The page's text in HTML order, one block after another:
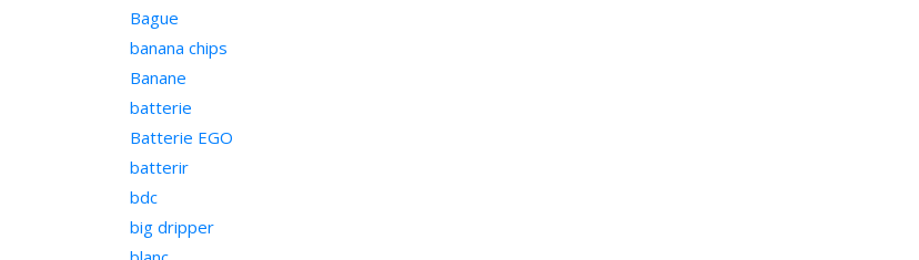
Bague
banana chips
Banane
batterie
Batterie EGO
batterir
bdc
big dripper